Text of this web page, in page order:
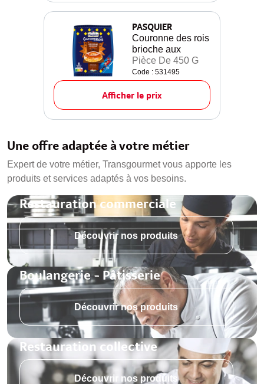
PASQUIER
Couronne des rois
brioche aux
Pièce De 450 G
Code : 531495
Afficher le prix
Une offre adaptée à votre métier
Expert de votre métier, Transgourmet vous apporte les
produits et services adaptés à vos besoins.
Restauration commerciale
Découvrir nos produits
Boulangerie - Pâtisserie
Découvrir nos produits
Restauration collective
Découvrir nos produits